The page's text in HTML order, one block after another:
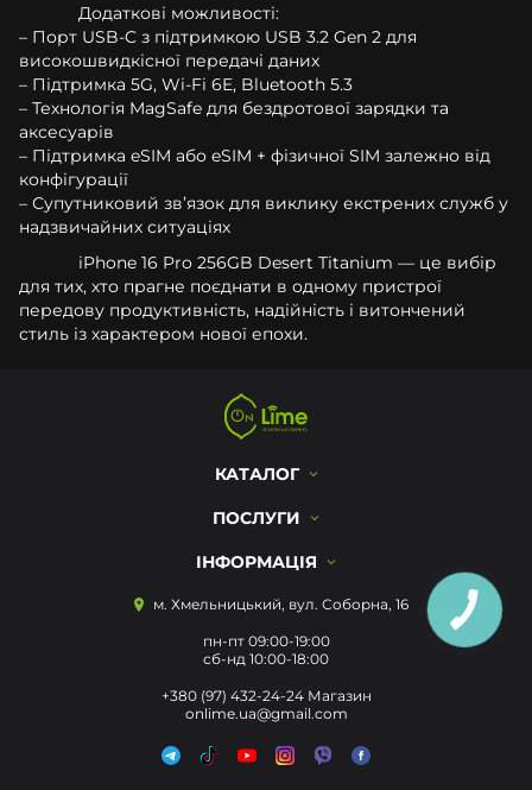
Додаткові можливості:
– Порт USB-C з підтримкою USB 3.2 Gen 2 для
високошвидкісної передачі даних
– Підтримка 5G, Wi‑Fi 6E, Bluetooth 5.3
– Технологія MagSafe для бездротової зарядки та
аксесуарів
– Підтримка eSIM або eSIM + фізичної SIM залежно від
конфігурації
– Супутниковий зв’язок для виклику екстрених служб у
надзвичайних ситуаціях
iPhone 16 Pro 256GB Desert Titanium — це вибір
для тих, хто прагне поєднати в одному пристрої
передову продуктивність, надійність і витончений
стиль із характером нової епохи.
КАТАЛОГ
ПОСЛУГИ
ІНФОРМАЦІЯ
м. Хмельницький, вул. Соборна, 16
пн-пт 09:00-19:00
сб-нд 10:00-18:00
+380 (97) 432-24-24 Магазин
onlime.ua@gmail.com